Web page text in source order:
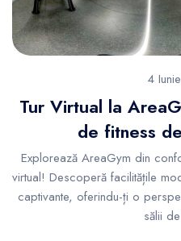
4
Tur Virtual la
de fitness
Explorează AreaGym din
virtual! Descoperă facilitățile
captivante, oferindu-ți o
sălii